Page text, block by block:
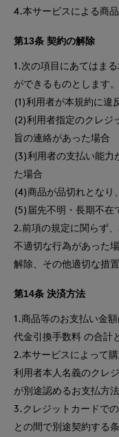
4.本サービスによる商
第13条 契約の解除
1.次の項目にあてはま
ができるものとします。
(1)利用者が本規約に違
(2)利用者指定のクレジ
旨の連絡があった場合
(3)利用者の支払い能力
た場合
(4)商品が品切れとなり
(5)届先不明・長期不在
2.前項の規定に関らず
不適切な行為があった
解除、その他適切な措
第14条 決済方法
1.商品等のお支払い金
代金引換手数料 の合計
2.本サービスによって
利用者本人名義のクレ
が別途認めるお支払方
3.クレジットカードで
との間で別途契約する